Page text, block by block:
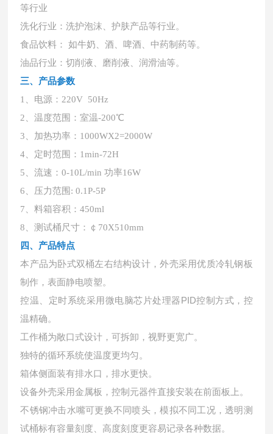
等行业
洗化行业：洗护泡沫、护肤产品等行业。
食品饮料： 如牛奶、酒、啤酒、中药制药等。
油品行业：切削液、磨削液、润滑油等。
三、产品参数
1、电源：220V 50Hz
2、温度范围：室温-200℃
3、加热功率：1000WX2=2000W
4、定时范围：1min-72H
5、流速：0-10L/min 功率16W
6、压力范围: 0.1P-5P
7、料箱容积：450ml
8、测试桶尺寸：￠70X510mm
四、产品特点
本产品为卧式双桶左右结构设计，外壳采用优质冷轧钢板
制作，表面静电喷塑。
控温、定时系统采用微电脑芯片处理器PID控制方式，控
温精确。
工作桶为敞口式设计，可拆卸，视野更宽广。
独特的循环系统使温度更均匀。
箱体侧面装有排水口，排水更快。
设备外壳采用金属板，控制元器件直接安装在前面板上。
不锈钢冲击水嘴可更换不同喷头，模拟不同工况，透明测
试桶标有容量刻度、高度刻度更容易记录各种数据。